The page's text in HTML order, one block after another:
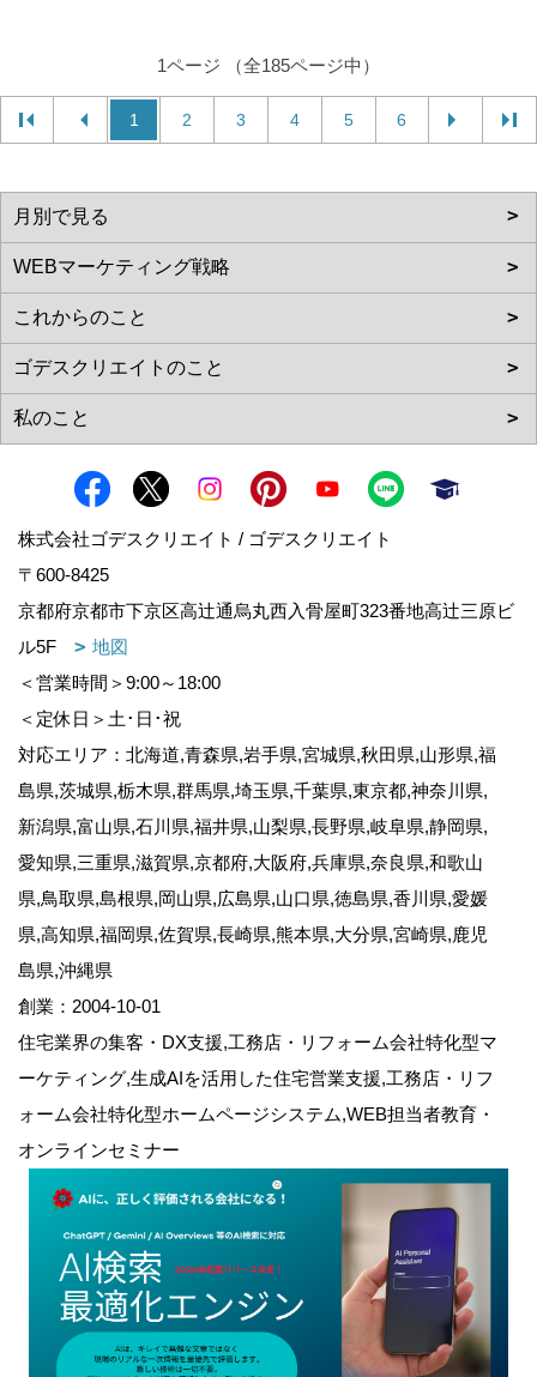
1ページ （全185ページ中）
1 2 3 4 5 6
株式会社ゴデスクリエイト / ゴデスクリエイト
〒600-8425
京都府京都市下京区高辻通烏丸西入骨屋町323番地高辻三原ビ
ル5F
地図
＜営業時間＞9:00～18:00
＜定休日＞土･日･祝
対応エリア：北海道,青森県,岩手県,宮城県,秋田県,山形県,福
島県,茨城県,栃木県,群馬県,埼玉県,千葉県,東京都,神奈川県,
新潟県,富山県,石川県,福井県,山梨県,長野県,岐阜県,静岡県,
愛知県,三重県,滋賀県,京都府,大阪府,兵庫県,奈良県,和歌山
県,鳥取県,島根県,岡山県,広島県,山口県,徳島県,香川県,愛媛
県,高知県,福岡県,佐賀県,長崎県,熊本県,大分県,宮崎県,鹿児
島県,沖縄県
創業：2004-10-01
住宅業界の集客・DX支援,工務店・リフォーム会社特化型マ
ーケティング,生成AIを活用した住宅営業支援,工務店・リフ
ォーム会社特化型ホームページシステム,WEB担当者教育・
オンラインセミナー